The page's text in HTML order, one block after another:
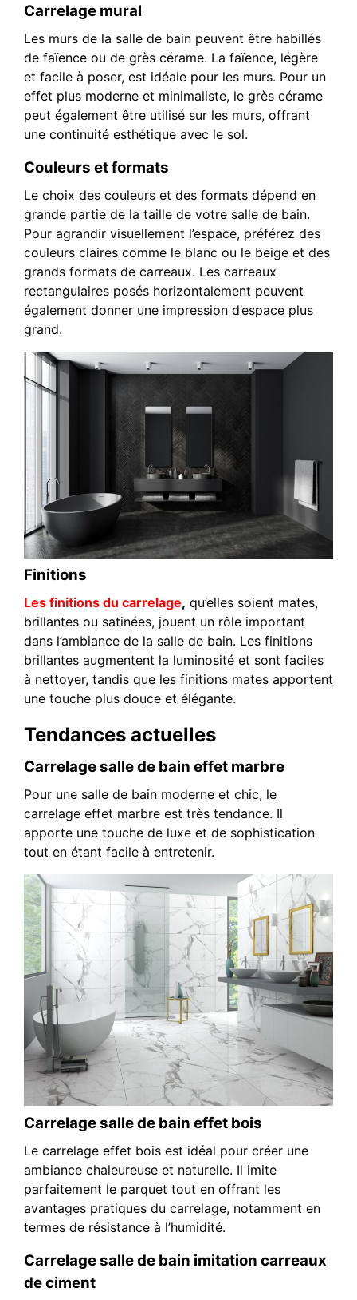
Carrelage mural
Les murs de la salle de bain peuvent être habillés
de faïence ou de grès cérame. La faïence, légère
et facile à poser, est idéale pour les murs. Pour un
effet plus moderne et minimaliste, le grès cérame
peut également être utilisé sur les murs, offrant
une continuité esthétique avec le sol.
Couleurs et formats
Le choix des couleurs et des formats dépend en
grande partie de la taille de votre salle de bain.
Pour agrandir visuellement l’espace, préférez des
couleurs claires comme le blanc ou le beige et des
grands formats de carreaux. Les carreaux
rectangulaires posés horizontalement peuvent
également donner une impression d’espace plus
grand.
Finitions
Les finitions du carrelage, qu’elles soient mates,
brillantes ou satinées, jouent un rôle important
dans l’ambiance de la salle de bain. Les finitions
brillantes augmentent la luminosité et sont faciles
à nettoyer, tandis que les finitions mates apportent
une touche plus douce et élégante.
Tendances actuelles
Carrelage salle de bain effet marbre
Pour une salle de bain moderne et chic, le
carrelage effet marbre est très tendance. Il
apporte une touche de luxe et de sophistication
tout en étant facile à entretenir.
Carrelage salle de bain effet bois
Le carrelage effet bois est idéal pour créer une
ambiance chaleureuse et naturelle. Il imite
parfaitement le parquet tout en offrant les
avantages pratiques du carrelage, notamment en
termes de résistance à l’humidité.
Carrelage salle de bain imitation carreaux
de ciment